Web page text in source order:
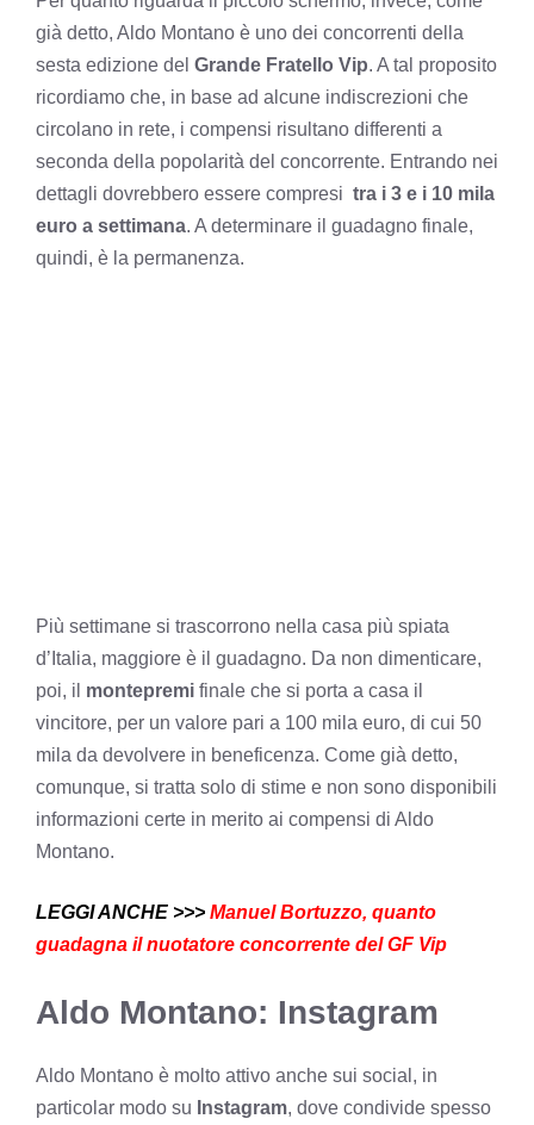
già detto, Aldo Montano è uno dei concorrenti della
sesta edizione del Grande Fratello Vip. A tal proposito
ricordiamo che, in base ad alcune indiscrezioni che
circolano in rete, i compensi risultano differenti a
seconda della popolarità del concorrente. Entrando nei
dettagli dovrebbero essere compresi tra i 3 e i 10 mila
euro a settimana. A determinare il guadagno finale,
quindi, è la permanenza.
Più settimane si trascorrono nella casa più spiata
d’Italia, maggiore è il guadagno. Da non dimenticare,
poi, il montepremi finale che si porta a casa il
vincitore, per un valore pari a 100 mila euro, di cui 50
mila da devolvere in beneficenza. Come già detto,
comunque, si tratta solo di stime e non sono disponibili
informazioni certe in merito ai compensi di Aldo
Montano.
LEGGI ANCHE >>> Manuel Bortuzzo, quanto
guadagna il nuotatore concorrente del GF Vip
Aldo Montano: Instagram
Aldo Montano è molto attivo anche sui social, in
particolar modo su Instagram, dove condivide spesso